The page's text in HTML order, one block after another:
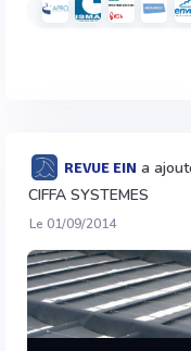
REVUE EIN a
CIFFA SYSTEMES
Le 01/09/2014